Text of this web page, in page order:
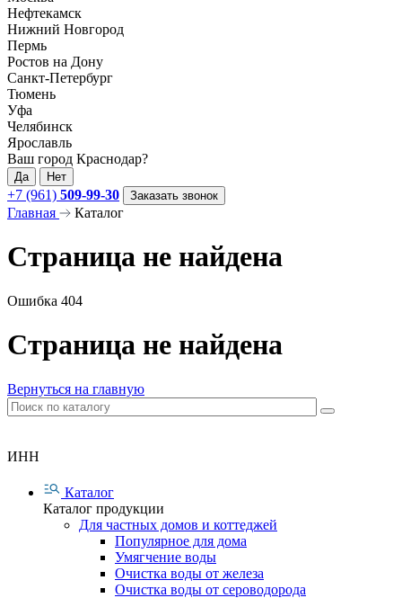
Нефтекамск
Нижний Новгород
Пермь
Ростов на Дону
Санкт-Петербург
Тюмень
Уфа
Челябинск
Ярославль
Ваш город Краснодар?
Да Нет
+7 (961) 509-99-30 Заказать звонок
Главная Каталог
Страница не найдена
Ошибка 404
Страница не найдена
Вернуться на главную
ИНН
Каталог
Каталог продукции
Для частных домов и коттеджей
Популярное для дома
Умягчение воды
Очистка воды от железа
Очистка воды от сероводорода